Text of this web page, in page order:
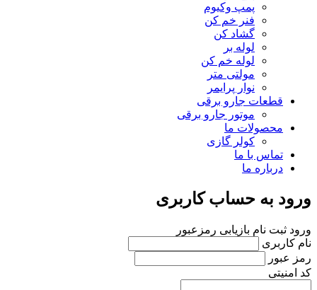
پمپ وکیوم
فنر خم کن
گشاد کن
لوله بر
لوله خم کن
مولتی متر
نوار پرایمر
قطعات جارو برقی
موتور جارو برقی
محصولات ما
کولر گازی
تماس با ما
درباره ما
ورود به حساب کاربری
ورود ثبت نام بازیابی رمزعبور
نام کاربری
رمز عبور
کد امنیتی